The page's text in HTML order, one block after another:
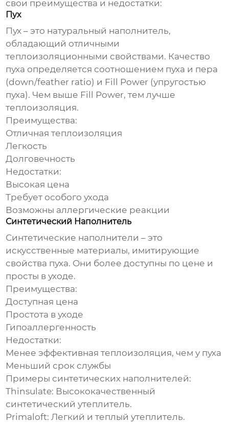
свои преимущества и недостатки:
Пух
Пух – это натуральный наполнитель,
обладающий отличными
теплоизоляционными свойствами. Качество
пуха определяется соотношением пуха и пера
(down/feather ratio) и Fill Power (упругостью
пуха). Чем выше Fill Power, тем лучше
теплоизоляция.
Преимущества:
Отличная теплоизоляция
Легкость
Долговечность
Недостатки:
Высокая цена
Требует особого ухода
Возможны аллергические реакции
Синтетический Наполнитель
Синтетические наполнители – это
искусственные материалы, имитирующие
свойства пуха. Они более доступны по цене и
просты в уходе.
Преимущества:
Доступная цена
Простота в уходе
Гипоаллергенность
Недостатки:
Менее эффективная теплоизоляция, чем у пуха
Меньший срок службы
Примеры синтетических наполнителей:
Thinsulate: Высококачественный
синтетический утеплитель.
Primaloft: Легкий и теплый утеплитель.